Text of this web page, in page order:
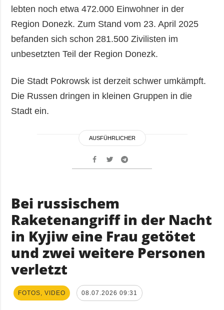
lebten noch etwa 472.000 Einwohner in der
Region Donezk. Zum Stand vom 23. April 2025
befanden sich schon 281.500 Zivilisten im
unbesetzten Teil der Region Donezk.
Die Stadt Pokrowsk ist derzeit schwer umkämpft.
Die Russen dringen in kleinen Gruppen in die
Stadt ein.
AUSFÜHRLICHER
Bei russischem
Raketenangriff in der Nacht
in Kyjiw eine Frau getötet
und zwei weitere Personen
verletzt
FOTOS, VIDEO 08.07.2026 09:31